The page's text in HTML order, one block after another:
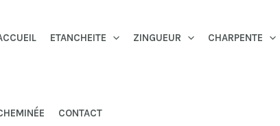
ETANCHEITE ZINGUEUR CHARPENTE
CONTACT